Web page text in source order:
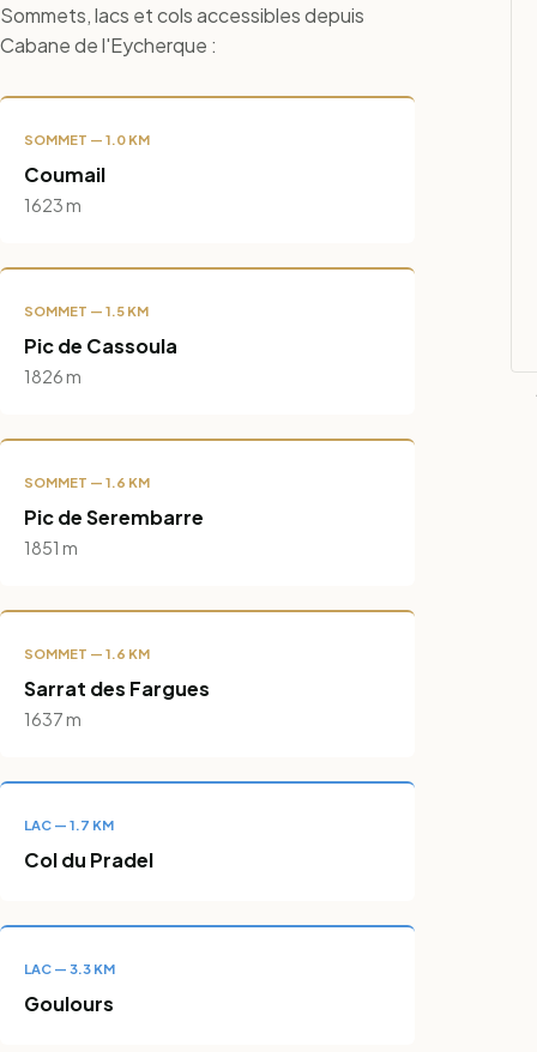
Sommets, lacs et cols accessibles depuis
Cabane de l'Eycherque :
SOMMET — 1.0 KM
Coumail
1623 m
SOMMET — 1.5 KM
Pic de Cassoula
1826 m
SOMMET — 1.6 KM
Pic de Serembarre
1851 m
SOMMET — 1.6 KM
Sarrat des Fargues
1637 m
LAC — 1.7 KM
Col du Pradel
LAC — 3.3 KM
Goulours